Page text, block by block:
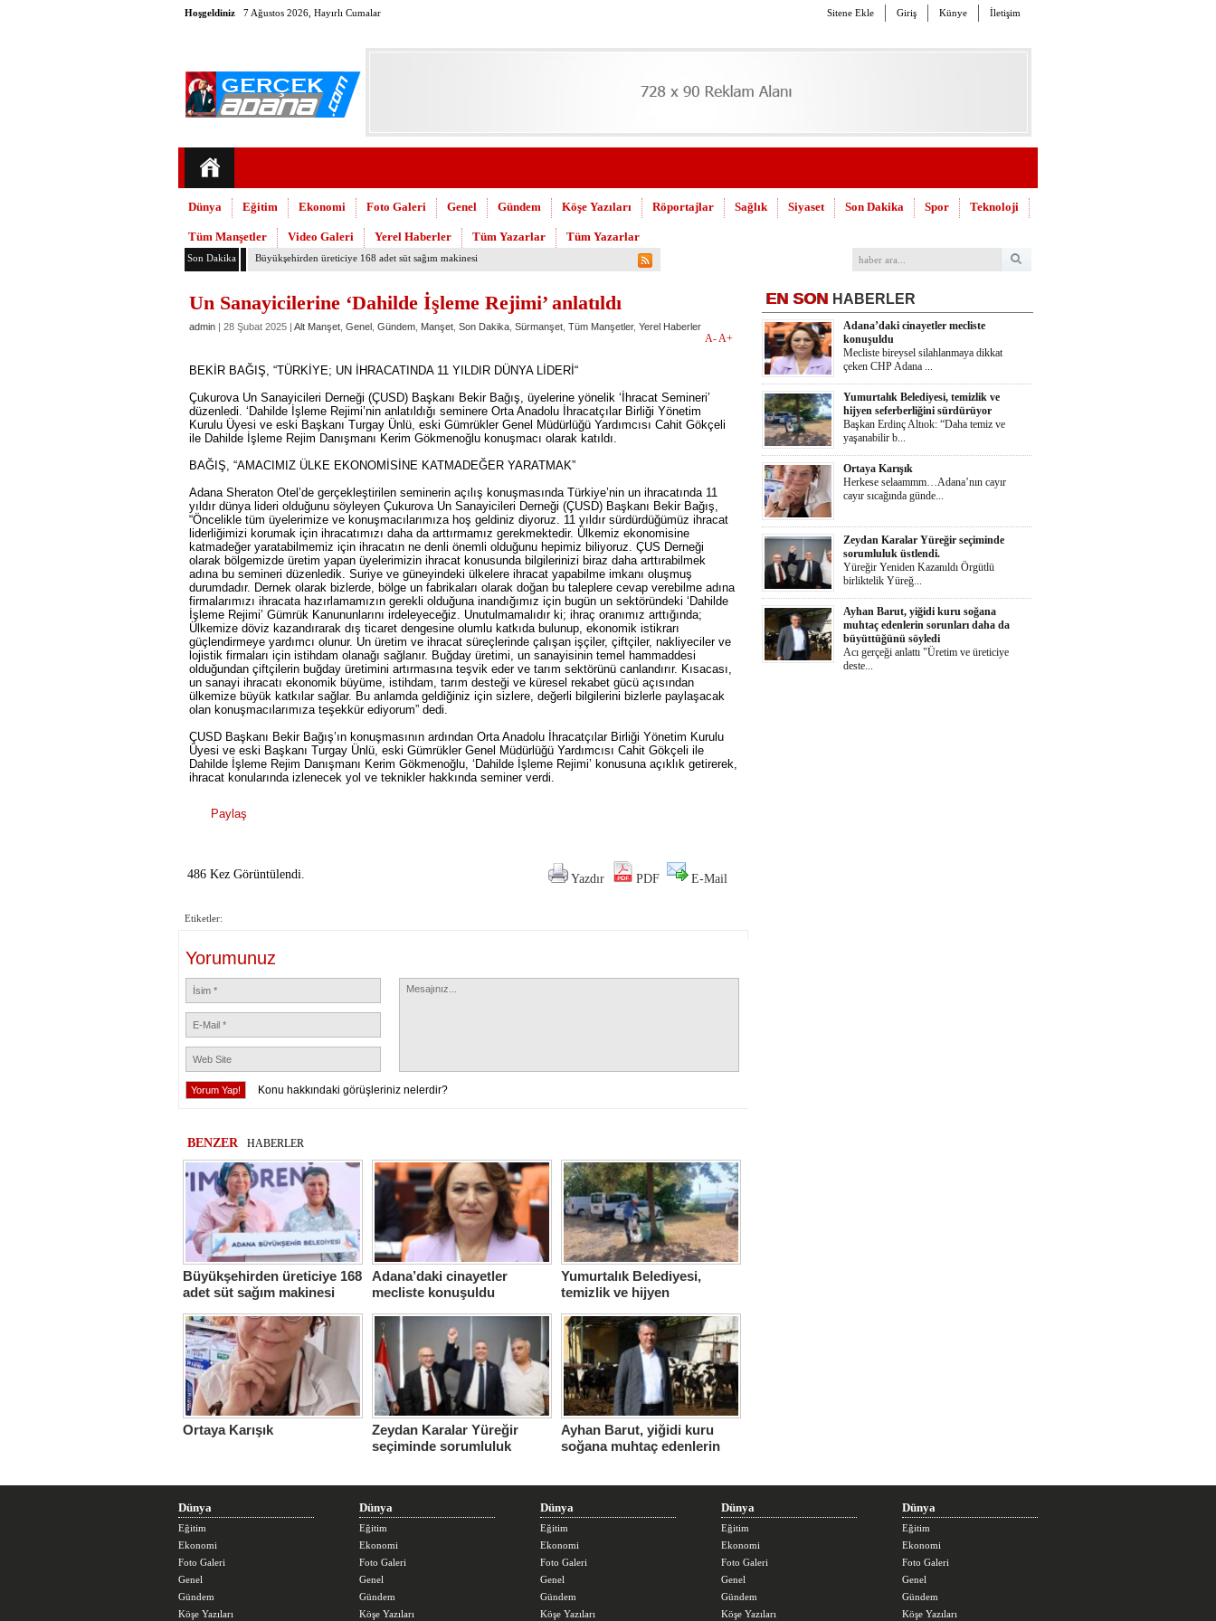
Hoşgeldiniz 7 Ağustos 2026, Hayırlı Cumalar Sitene Ekle Giriş Künye İletişim
Dünya Eğitim Ekonomi Foto Galeri Genel Gündem Köşe Yazıları Röportajlar Sağlık Siyaset Son Dakika Spor Teknoloji
Tüm Manşetler Video Galeri Yerel Haberler Tüm Yazarlar Tüm Yazarlar
Son Dakika Adana’daki cinayetler mecliste konuşuldu
Un Sanayicilerine ‘Dahilde İşleme Rejimi’ anlatıldı
admin | 28 Şubat 2025 | Alt Manşet Genel Gündem Manşet Son Dakika Sürmanşet Tüm Manşetler, Yerel Haberler
A-A+
BEKİR BAĞIŞ, “TÜRKİYE; UN İHRACATINDA 11 YILDIR DÜNYA LİDERİ“
Çukurova Un Sanayicileri Derneği (ÇUSD) Başkanı Bekir Bağış, üyelerine yönelik ‘İhracat Semineri’
düzenledi. ‘Dahilde İşleme Rejimi’nin anlatıldığı seminere Orta Anadolu İhracatçılar Birliği Yönetim
Kurulu Üyesi ve eski Başkanı Turgay Ünlü, eski Gümrükler Genel Müdürlüğü Yardımcısı Cahit Gökçeli
ile Dahilde İşleme Rejim Danışmanı Kerim Gökmenoğlu konuşmacı olarak katıldı.
BAĞIŞ, “AMACIMIZ ÜLKE EKONOMİSİNE KATMADEĞER YARATMAK”
Adana Sheraton Otel’de gerçekleştirilen seminerin açılış konuşmasında Türkiye’nin un ihracatında 11
yıldır dünya lideri olduğunu söyleyen Çukurova Un Sanayicileri Derneği (ÇUSD) Başkanı Bekir Bağış,
“Öncelikle tüm üyelerimize ve konuşmacılarımıza hoş geldiniz diyoruz. 11 yıldır sürdürdüğümüz ihracat
liderliğimizi korumak için ihracatımızı daha da arttırmamız gerekmektedir. Ülkemiz ekonomisine
katmadeğer yaratabilmemiz için ihracatın ne denli önemli olduğunu hepimiz biliyoruz. ÇUS Derneği
olarak bölgemizde üretim yapan üyelerimizin ihracat konusunda bilgilerinizi biraz daha arttırabilmek
adına bu semineri düzenledik. Suriye ve güneyindeki ülkelere ihracat yapabilme imkanı oluşmuş
durumdadır. Dernek olarak bizlerde, bölge un fabrikaları olarak doğan bu taleplere cevap verebilme adına
firmalarımızı ihracata hazırlamamızın gerekli olduğuna inandığımız için bugün un sektöründeki ‘Dahilde
İşleme Rejimi’ Gümrük Kanununlarını irdeleyeceğiz. Unutulmamalıdır ki; ihraç oranımız arttığında;
Ülkemize döviz kazandırarak dış ticaret dengesine olumlu katkıda bulunup, ekonomik istikrarı
güçlendirmeye yardımcı olunur. Un üretim ve ihracat süreçlerinde çalışan işçiler, çiftçiler, nakliyeciler ve
lojistik firmaları için istihdam olanağı sağlanır. Buğday üretimi, un sanayisinin temel hammaddesi
olduğundan çiftçilerin buğday üretimini artırmasına teşvik eder ve tarım sektörünü canlandırır. Kısacası,
un sanayi ihracatı ekonomik büyüme, istihdam, tarım desteği ve küresel rekabet gücü açısından
ülkemize büyük katkılar sağlar. Bu anlamda geldiğiniz için sizlere, değerli bilgilerini bizlerle paylaşacak
olan konuşmacılarımıza teşekkür ediyorum” dedi.
ÇUSD Başkanı Bekir Bağış’ın konuşmasının ardından Orta Anadolu İhracatçılar Birliği Yönetim Kurulu
Üyesi ve eski Başkanı Turgay Ünlü, eski Gümrükler Genel Müdürlüğü Yardımcısı Cahit Gökçeli ile
Dahilde İşleme Rejim Danışmanı Kerim Gökmenoğlu, ‘Dahilde İşleme Rejimi’ konusuna açıklık getirerek,
ihracat konularında izlenecek yol ve teknikler hakkında seminer verdi.
Paylaş
486 Kez Görüntülendi. Yazdır PDF E-Mail
Etiketler:
Yorumunuz
Konu hakkındaki görüşleriniz nelerdir?
BENZER HABERLER
Büyükşehirden üreticiye 168
adet süt sağım makinesi
Adana’daki cinayetler
mecliste konuşuldu
Yumurtalık Belediyesi,
temizlik ve hijyen
Ortaya Karışık Zeydan Karalar Yüreğir
seçiminde sorumluluk
Ayhan Barut, yiğidi kuru
soğana muhtaç edenlerin
EN SON HABERLER
Adana’daki cinayetler mecliste
konuşuldu
Mecliste bireysel silahlanmaya dikkat
çeken CHP Adana ...
Yumurtalık Belediyesi, temizlik ve
hijyen seferberliğini sürdürüyor
Başkan Erdinç Altıok: “Daha temiz ve
yaşanabilir b...
Ortaya Karışık
Herkese selaammm…Adana’nın cayır
cayır sıcağında günde...
Zeydan Karalar Yüreğir seçiminde
sorumluluk üstlendi.
Yüreğir Yeniden Kazanıldı Örgütlü
birliktelik Yüreğ...
Ayhan Barut, yiğidi kuru soğana
muhtaç edenlerin sorunları daha da
büyüttüğünü söyledi
Acı gerçeği anlattı "Üretim ve üreticiye
deste...
Dünya
Eğitim
Ekonomi
Foto Galeri
Genel
Gündem
Köşe Yazıları
Dünya
Eğitim
Ekonomi
Foto Galeri
Genel
Gündem
Köşe Yazıları
Dünya
Eğitim
Ekonomi
Foto Galeri
Genel
Gündem
Köşe Yazıları
Dünya
Eğitim
Ekonomi
Foto Galeri
Genel
Gündem
Köşe Yazıları
Dünya
Eğitim
Ekonomi
Foto Galeri
Genel
Gündem
Köşe Yazıları